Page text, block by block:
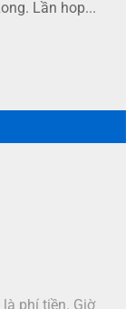
Lần hop...
phí tiền. Giờ